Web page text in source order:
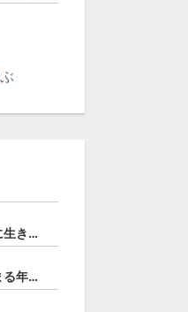
🎥人生後半を豊かに生きる！定年後に輝くための占星術（石川楓花）
🎥未来への指針定まる年！2026年トランジットの動きを追う ーまとめ読み先取り解説ー（登石麻恭子）